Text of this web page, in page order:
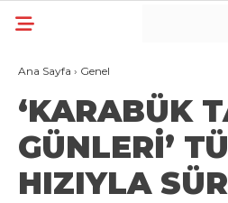
Ana Sayfa › Genel
‘KARABÜK
GÜNLERİ’
HIZIYLA